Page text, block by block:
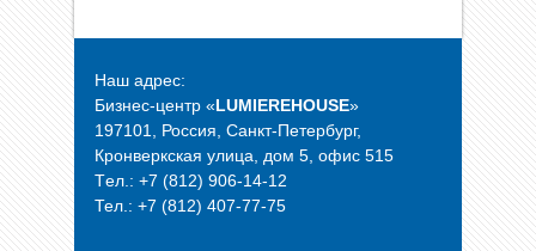
Наш адрес:
Бизнес-центр «LUMIEREHOUSE»
197101, Россия, Санкт-Петербург,
Кронверкская улица, дом 5, офис 515
Tел.: +7 (812) 906-14-12
Тел.: +7 (812) 407-77-75